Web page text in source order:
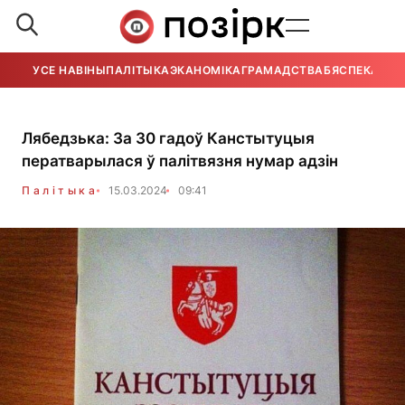
УСЕ НАВІНЫПАЛІТЫКАЭКАНОМІКАГРАМАДСТВАБЯСПЕКА
Лябедзька: За 30 гадоў Канстытуцыя
ператварылася ў палітвязня нумар адзін
Палітыка 15.03.2024 09:41